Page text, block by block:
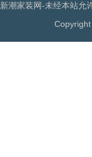
新潮家装网-未经本站允